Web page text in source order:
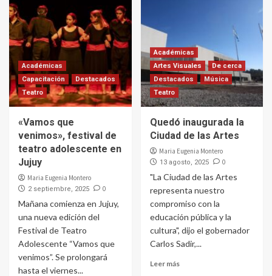
Académicas
Capacitación
Destacados
Teatro
«Vamos que
venimos», festival de
teatro adolescente en
Jujuy
Maria Eugenia Montero
2 septiembre, 2025 0
Mañana comienza en Jujuy,
una nueva edición del
Festival de Teatro
Adolescente “Vamos que
venimos”. Se prolongará
hasta el viernes...
Académicas
Artes Visuales
De cerca
Destacados
Música
Teatro
Quedó inaugurada la
Ciudad de las Artes
Maria Eugenia Montero
13 agosto, 2025 0
"La Ciudad de las Artes
representa nuestro
compromiso con la
educación pública y la
cultura", dijo el gobernador
Carlos Sadir,...
Leer más